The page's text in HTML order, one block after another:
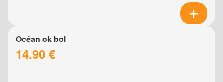
Océan ok bol
14.90 €